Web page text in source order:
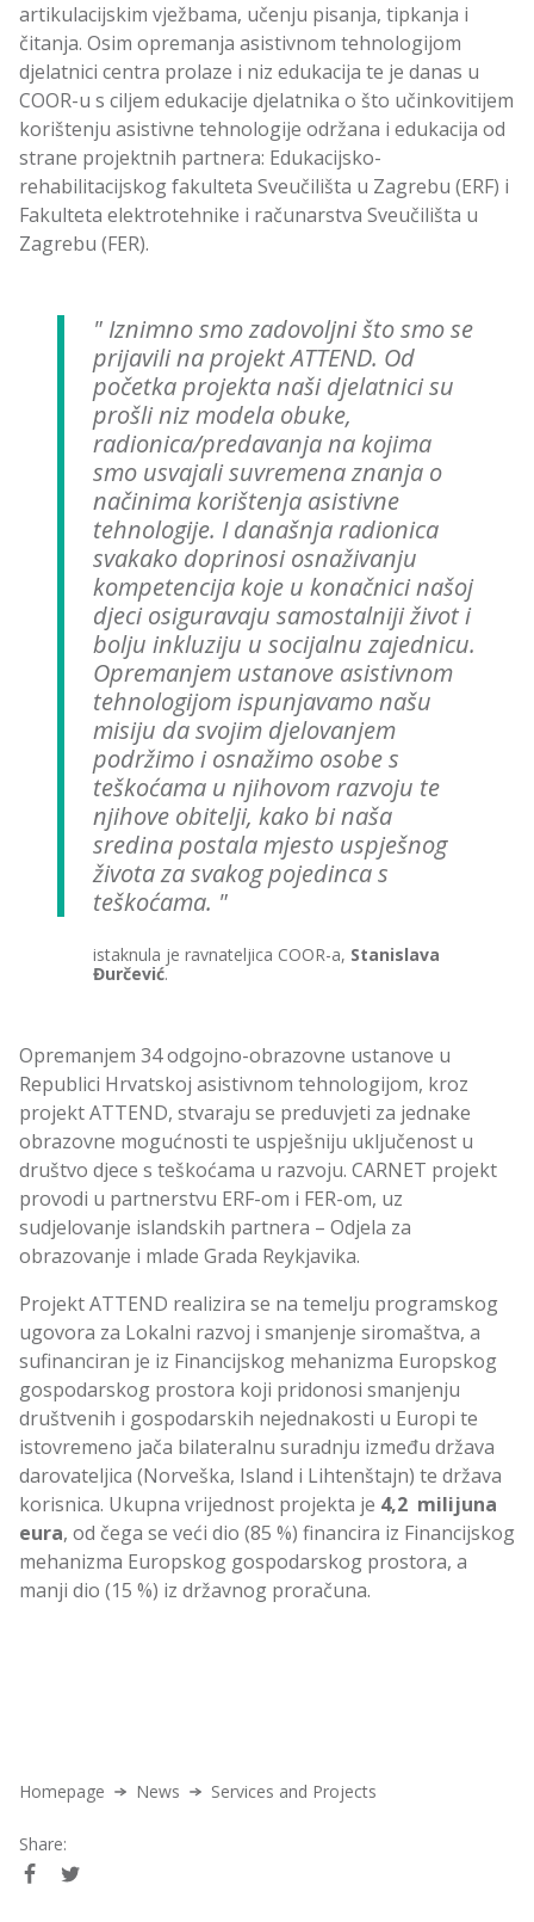
artikulacijskim vježbama, učenju pisanja, tipkanja i
čitanja. Osim opremanja asistivnom tehnologijom
djelatnici centra prolaze i niz edukacija te je danas u
COOR-u s ciljem edukacije djelatnika o što učinkovitijem
korištenju asistivne tehnologije održana i edukacija od
strane projektnih partnera: Edukacijsko-
rehabilitacijskog fakulteta Sveučilišta u Zagrebu (ERF) i
Fakulteta elektrotehnike i računarstva Sveučilišta u
Zagrebu (FER).
Iznimno smo zadovoljni što smo se
prijavili na projekt ATTEND. Od
početka projekta naši djelatnici su
prošli niz modela obuke,
radionica/predavanja na kojima
smo usvajali suvremena znanja o
načinima korištenja asistivne
tehnologije. I današnja radionica
svakako doprinosi osnaživanju
kompetencija koje u konačnici našoj
djeci osiguravaju samostalniji život i
bolju inkluziju u socijalnu zajednicu.
Opremanjem ustanove asistivnom
tehnologijom ispunjavamo našu
misiju da svojim djelovanjem
podržimo i osnažimo osobe s
teškoćama u njihovom razvoju te
njihove obitelji, kako bi naša
sredina postala mjesto uspješnog
života za svakog pojedinca s
teškoćama.
istaknula je ravnateljica COOR-a, Stanislava
Đurčević.
Opremanjem 34 odgojno-obrazovne ustanove u
Republici Hrvatskoj asistivnom tehnologijom, kroz
projekt ATTEND, stvaraju se preduvjeti za jednake
obrazovne mogućnosti te uspješniju uključenost u
društvo djece s teškoćama u razvoju. CARNET projekt
provodi u partnerstvu ERF-om i FER-om, uz
sudjelovanje islandskih partnera – Odjela za
obrazovanje i mlade Grada Reykjavika.
Projekt ATTEND realizira se na temelju programskog
ugovora za Lokalni razvoj i smanjenje siromaštva, a
sufinanciran je iz Financijskog mehanizma Europskog
gospodarskog prostora koji pridonosi smanjenju
društvenih i gospodarskih nejednakosti u Europi te
istovremeno jača bilateralnu suradnju između država
darovateljica (Norveška, Island i Lihtenštajn) te država
korisnica. Ukupna vrijednost projekta je 4,2 milijuna
eura, od čega se veći dio (85 %) financira iz Financijskog
mehanizma Europskog gospodarskog prostora, a
manji dio (15 %) iz državnog proračuna.
Homepage News Services and Projects
Share: